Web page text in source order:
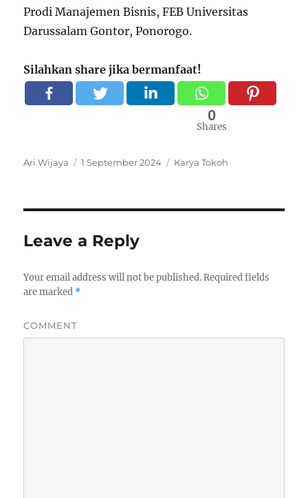
Prodi Manajemen Bisnis, FEB Universitas
Darussalam Gontor, Ponorogo.
Silahkan share jika bermanfaat!
0
Shares
Author
Ari Wijaya
Posted
1 September 2024 Categories
Karya Tokoh
Leave a Reply
Your email address will not be published.Required fields
are marked *
COMMENT